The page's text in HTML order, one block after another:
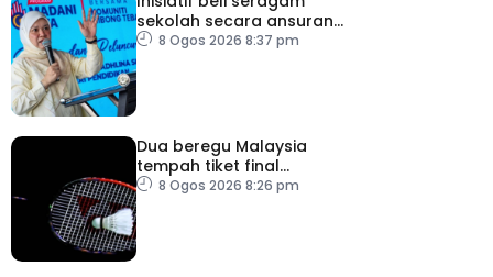
sekolah secara ansuran
ringankan beban ibu
8 Ogos 2026 8:37 pm
Dua beregu Malaysia
tempah tiket final
Masters Korea
8 Ogos 2026 8:26 pm